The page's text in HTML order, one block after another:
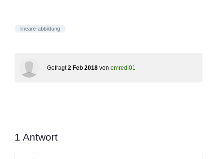
lineare-abbildung
Gefragt 2 Feb 2018 von emredi01
1 Antwort